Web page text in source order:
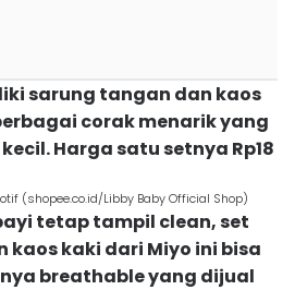
sarung tangan dan kaos
corak menarik yang
Harga satu setnya Rp18
(shopee.co.id/Libby Baby Official Shop)
tetap tampil clean, set
kaki dari Miyo ini bisa
breathable yang dijual